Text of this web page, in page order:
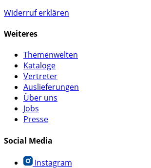
Widerruf erklären
Weiteres
Themenwelten
Kataloge
Vertreter
Auslieferungen
Über uns
Jobs
Presse
Social Media
Instagram